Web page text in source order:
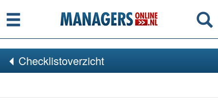
Menu
Checklistoverzicht